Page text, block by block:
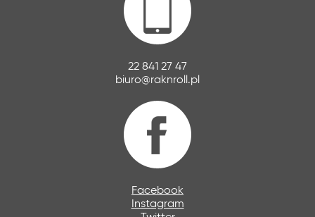
22 841 27 47
biuro@raknroll.pl
Facebook
Instagram